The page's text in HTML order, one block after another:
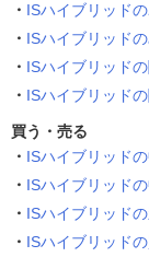
ISハイブリッド
ISハイブリッド
ISハイブリッド
ISハイブリッド
買う・売る
ISハイブリッド
ISハイブリッド
ISハイブリッド
ISハイブリッド